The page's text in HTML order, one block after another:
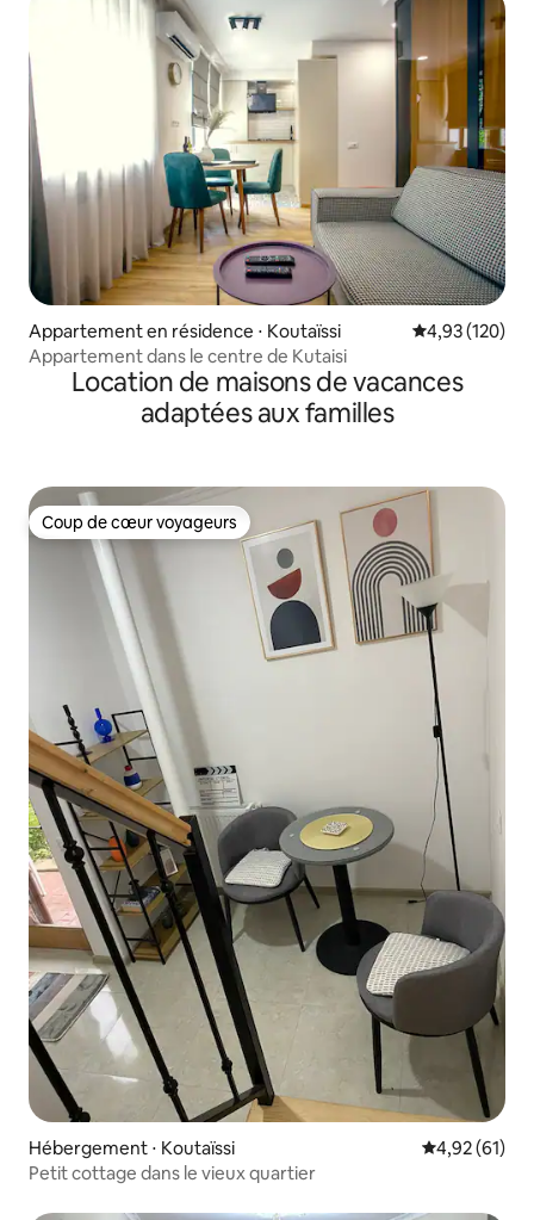
Appartement en résidence ⋅ Koutaïssi Évaluation
4,93 (120)
Appartement dans le centre de Kutaisi
Location de maisons de vacances
adaptées aux familles
Coup de cœur voyageurs
Coup de cœur voyageurs
Hébergement ⋅ Koutaïssi Évaluation
4,92 (61)
Petit cottage dans le vieux quartier